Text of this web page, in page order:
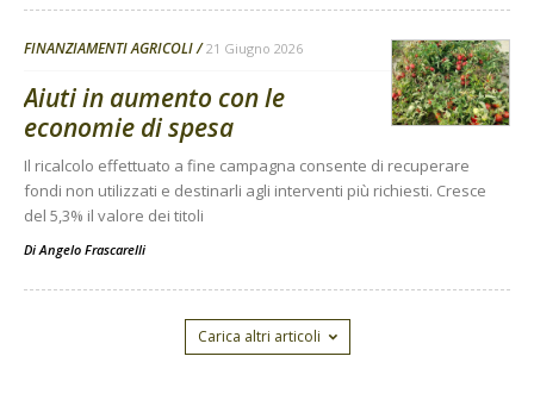
FINANZIAMENTI AGRICOLI 21 Giugno 2026
Aiuti in aumento con le
economie di spesa
Il ricalcolo effettuato a fine campagna consente di recuperare
fondi non utilizzati e destinarli agli interventi più richiesti. Cresce
del 5,3% il valore dei titoli
DiAngelo Frascarelli
Carica altri articoli